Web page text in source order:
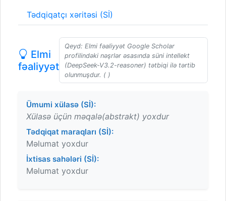
Tədqiqatçı xəritəsi (Sİ)
Elmi
fəaliyyət
Qeyd: Elmi fəaliyyət Google Scholar
profilindəki nəşrlər əsasında süni intellekt
(DeepSeek-V3.2-reasoner) tətbiqi ilə tərtib
olunmuşdur. ( )
Ümumi xülasə (Sİ):
Xülasə üçün məqalə(abstrakt) yoxdur
Tədqiqat maraqları (Sİ):
Məlumat yoxdur
İxtisas sahələri (Sİ):
Məlumat yoxdur